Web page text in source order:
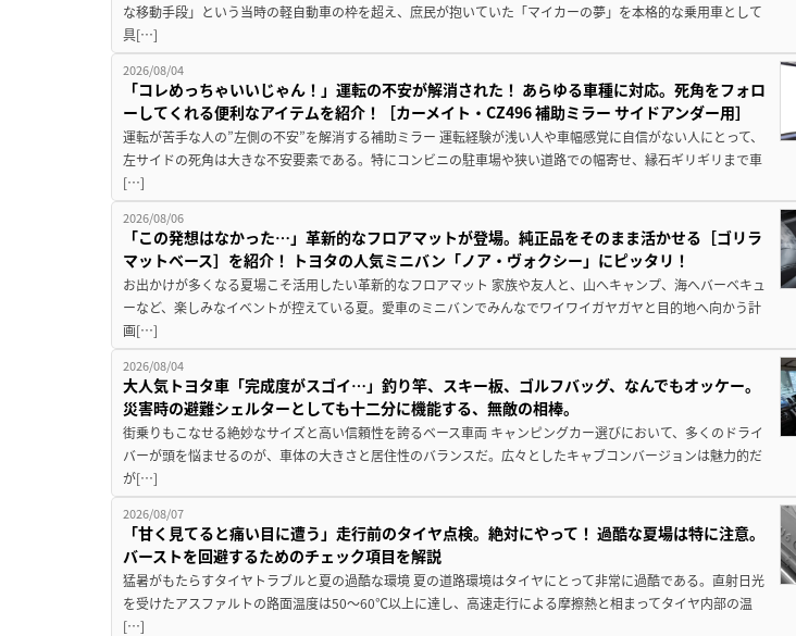
な移動手段」という当時の軽自動車の枠を超え、庶民が抱いていた「マイカーの夢」を本格的な乗用車として
具[…]
2026/08/04
「コレめっちゃいいじゃん！」運転の不安が解消された！ あらゆる車種に対応。死角をフォロ
ーしてくれる便利なアイテムを紹介！［カーメイト・CZ496 補助ミラー サイドアンダー用］
運転が苦手な人の”左側の不安”を解消する補助ミラー 運転経験が浅い人や車幅感覚に自信がない人にとって、
左サイドの死角は大きな不安要素である。特にコンビニの駐車場や狭い道路での幅寄せ、縁石ギリギリまで車
[…]
2026/08/06
「この発想はなかった…」革新的なフロアマットが登場。純正品をそのまま活かせる［ゴリラ
マットベース］を紹介！ トヨタの人気ミニバン「ノア・ヴォクシー」にピッタリ！
お出かけが多くなる夏場こそ活用したい革新的なフロアマット 家族や友人と、山へキャンプ、海へバーベキュ
ーなど、楽しみなイベントが控えている夏。愛車のミニバンでみんなでワイワイガヤガヤと目的地へ向かう計
画[…]
2026/08/04
大人気トヨタ車「完成度がスゴイ…」釣り竿、スキー板、ゴルフバッグ、なんでもオッケー。
災害時の避難シェルターとしても十二分に機能する、無敵の相棒。
街乗りもこなせる絶妙なサイズと高い信頼性を誇るベース車両 キャンピングカー選びにおいて、多くのドライ
バーが頭を悩ませるのが、車体の大きさと居住性のバランスだ。広々としたキャブコンバージョンは魅力的だ
が[…]
2026/08/07
「甘く見てると痛い目に遭う」走行前のタイヤ点検。絶対にやって！ 過酷な夏場は特に注意。
バーストを回避するためのチェック項目を解説
猛暑がもたらすタイヤトラブルと夏の過酷な環境 夏の道路環境はタイヤにとって非常に過酷である。直射日光
を受けたアスファルトの路面温度は50〜60℃以上に達し、高速走行による摩擦熱と相まってタイヤ内部の温
[…]